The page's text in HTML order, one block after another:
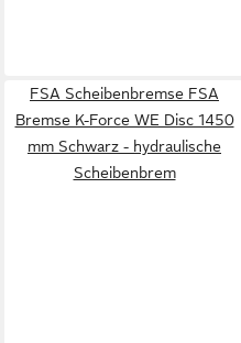
FSA Scheibenbremse FSA
Bremse K-Force WE Disc 1450
mm Schwarz - hydraulische
Scheibenbrem